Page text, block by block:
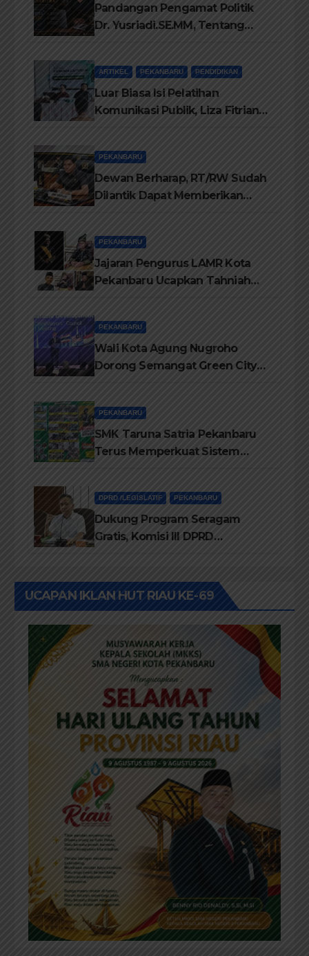
Pandangan Pengamat Politik
Dr. Yusriadi.SE.MM, Tentang
ARTIKEL PEKANBARU PENDIDIKAN
Luar Biasa Isi Pelatihan
Komunikasi Publik, Liza Fitriani
PEKANBARU
Dewan Berharap, RT/RW Sudah
Dilantik Dapat Memberikan
PEKANBARU
Jajaran Pengurus LAMR Kota
Pekanbaru Ucapkan Tahniah
PEKANBARU
Wali Kota Agung Nugroho
Dorong Semangat Green City
PEKANBARU
SMK Taruna Satria Pekanbaru
Terus Memperkuat Sistem
DPRD /LEGISLATIF PEKANBARU
Dukung Program Seragam
Gratis, Komisi III DPRD
Diprioritaskan
UCAPAN IKLAN HUT RIAU KE-69